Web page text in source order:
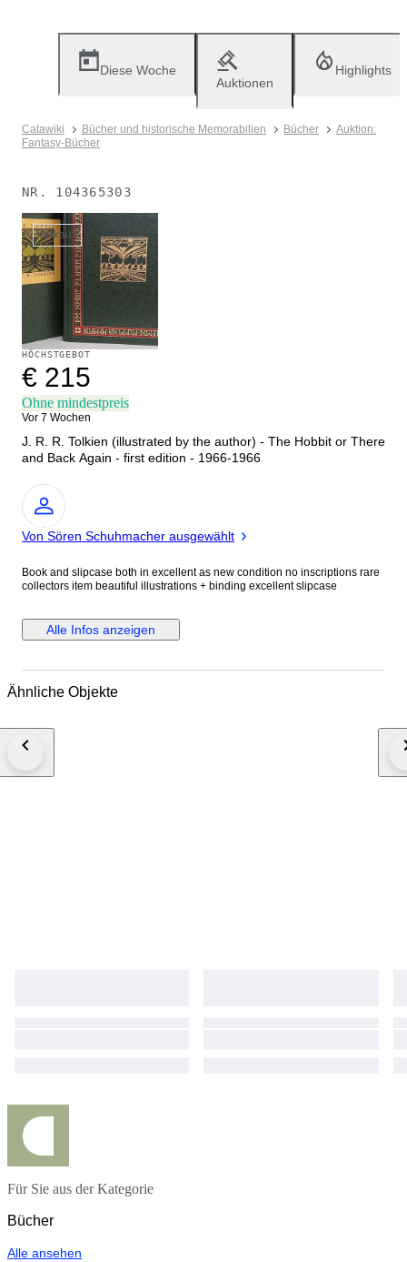
Diese Woche
Auktionen
Highlights
Catawiki Bücher und historische Memorabilien Bücher
Auktion:
Fantasy-Bücher
NR. 104365303
Verkauft
HÖCHSTGEBOT
€ 215
Ohne mindestpreis
Vor 7 Wochen
J. R. R. Tolkien (illustrated by the author) - The Hobbit or There
and Back Again - first edition - 1966-1966
Experte
Von Sören Schuhmacher ausgewählt
Book and slipcase both in excellent as new condition no inscriptions rare
collectors item beautiful illustrations + binding excellent slipcase
Alle Infos anzeigen
Ähnliche Objekte
Für Sie aus der Kategorie
Bücher
Alle ansehen